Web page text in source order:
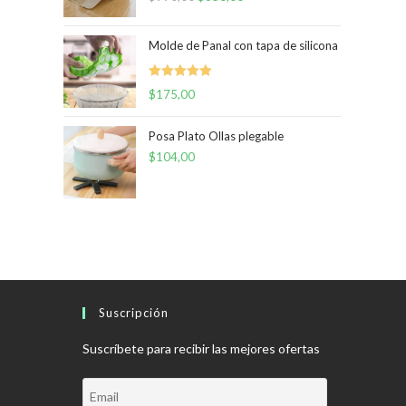
original
era:
actual
Molde de Panal con tapa de silicona
Valorado
$175,00
Posa Plato Ollas plegable
$104,00
Suscripción
Suscríbete para recibir las mejores ofertas